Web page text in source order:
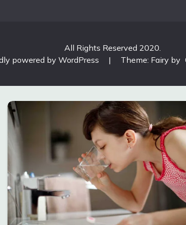
All Rights Reserved 2020.
powered by WordPress
| Theme: Fairy by